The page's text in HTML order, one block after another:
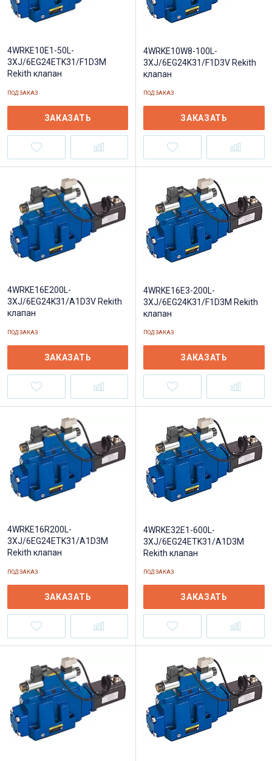
4WRKE10E1-50L-
3XJ/6EG24ETK31/F1D3M
Rekith клапан
ПОД ЗАКАЗ
ЗАКАЗАТЬ
4WRKE10W8-100L-
3XJ/6EG24K31/F1D3V Rekith
клапан
ПОД ЗАКАЗ
ЗАКАЗАТЬ
4WRKE16E200L-
3XJ/6EG24K31/A1D3V Rekith
клапан
ПОД ЗАКАЗ
ЗАКАЗАТЬ
4WRKE16E3-200L-
3XJ/6EG24K31/F1D3M Rekith
клапан
ПОД ЗАКАЗ
ЗАКАЗАТЬ
4WRKE16R200L-
3XJ/6EG24ETK31/A1D3M
Rekith клапан
ПОД ЗАКАЗ
ЗАКАЗАТЬ
4WRKE32E1-600L-
3XJ/6EG24ETK31/A1D3M
Rekith клапан
ПОД ЗАКАЗ
ЗАКАЗАТЬ